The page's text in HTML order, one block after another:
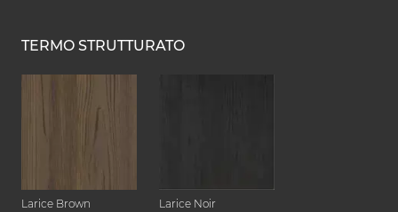
TERMO STRUTTURATO
Larice Brown Larice Noir